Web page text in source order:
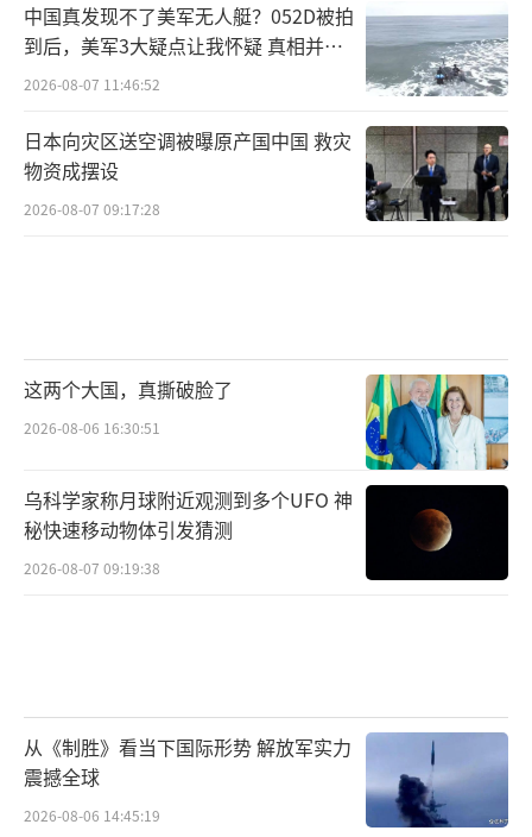
中国真发现不了美军无人艇？052D被拍
到后，美军3大疑点让我怀疑 真相并非
如此
2026-08-07 11:46:52
日本向灾区送空调被曝原产国中国 救灾
物资成摆设
2026-08-07 09:17:28
这两个大国，真撕破脸了
2026-08-06 16:30:51
乌科学家称月球附近观测到多个UFO 神
秘快速移动物体引发猜测
2026-08-07 09:19:38
从《制胜》看当下国际形势 解放军实力
震撼全球
2026-08-06 14:45:19